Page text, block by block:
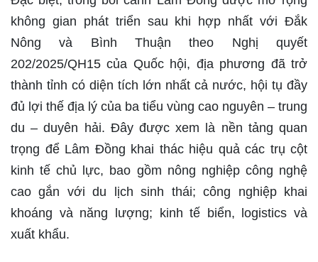
không gian phát triển sau khi hợp nhất với Đắk
Nông và Bình Thuận theo Nghị quyết
202/2025/QH15 của Quốc hội, địa phương đã trở
thành tỉnh có diện tích lớn nhất cả nước, hội tụ đầy
đủ lợi thế địa lý của ba tiểu vùng cao nguyên – trung
du – duyên hải. Đây được xem là nền tảng quan
trọng để Lâm Đồng khai thác hiệu quả các trụ cột
kinh tế chủ lực, bao gồm nông nghiệp công nghệ
cao gắn với du lịch sinh thái; công nghiệp khai
khoáng và năng lượng; kinh tế biển, logistics và
xuất khẩu.